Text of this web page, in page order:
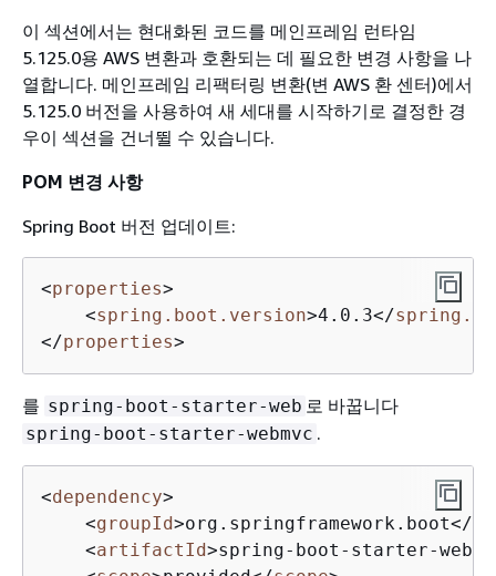
이 섹션에서는 현대화된 코드를 메인프레임 런타임
5.125.0용 AWS 변환과 호환되는 데 필요한 변경 사항을 나
열합니다. 메인프레임 리팩터링 변환(변 AWS 환 센터)에서
5.125.0 버전을 사용하여 새 세대를 시작하기로 결정한 경
우이 섹션을 건너뛸 수 있습니다.
POM 변경 사항
Spring Boot 버전 업데이트:
<properties>
<spring.boot.version>4.0.3</
</properties>
를 spring-boot-starter-web 로 바꿉니다
spring-boot-starter-webmvc .
<dependency>
<groupId>org.springframework.boot</
<artifactId>spring-boot-starter-